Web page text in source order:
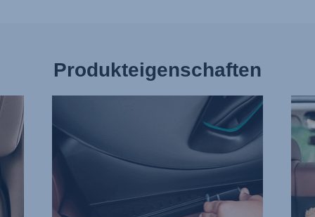
Produkteigenschaften
ARME,
13
2
von
13